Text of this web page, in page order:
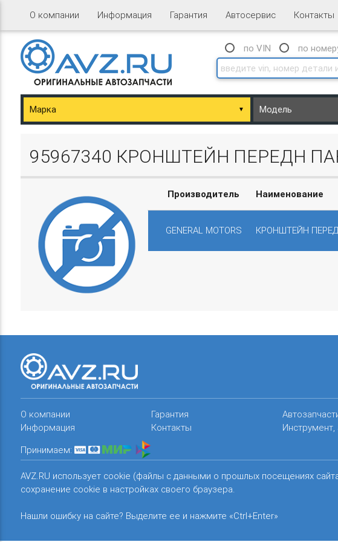
О компании Информация Гарантия Автосервис Контакты
Basket.php
по VIN
по
▼
95967340 КРОНШТЕЙН ПЕРЕДН
Производитель Наименование
GENERAL MOTORS КРОНШТЕЙН
О компании
Информация
Гарантия
Контакты
Принимаем:
AVZ.RU использует cookie (файлы с данными о прошлых посещениях
сохранение cookie в настройках своего браузера.
Нашли ошибку на сайте? Выделите ее и нажмите «Ctrl+Enter»